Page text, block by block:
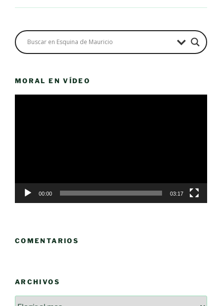
MORAL EN VÍDEO
00:00 03:17
COMENTARIOS
ARCHIVOS